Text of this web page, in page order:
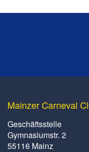
Mainzer Carneval
Geschäftsstelle
Gymnasiumstr. 2
55116 Mainz